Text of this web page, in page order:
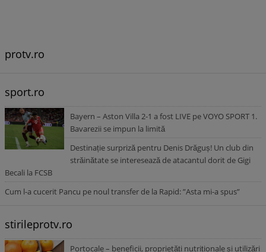
protv.ro
sport.ro
Bayern – Aston Villa 2-1 a fost LIVE pe VOYO SPORT 1.
Bavarezii se impun la limită
Destinație surpriză pentru Denis Drăguș! Un club din
străinătate se interesează de atacantul dorit de Gigi
Becali la FCSB
Cum l-a cucerit Pancu pe noul transfer de la Rapid: ”Asta mi-a spus”
stirileprotv.ro
Portocale – beneficii, proprietăți nutriționale și utilizări